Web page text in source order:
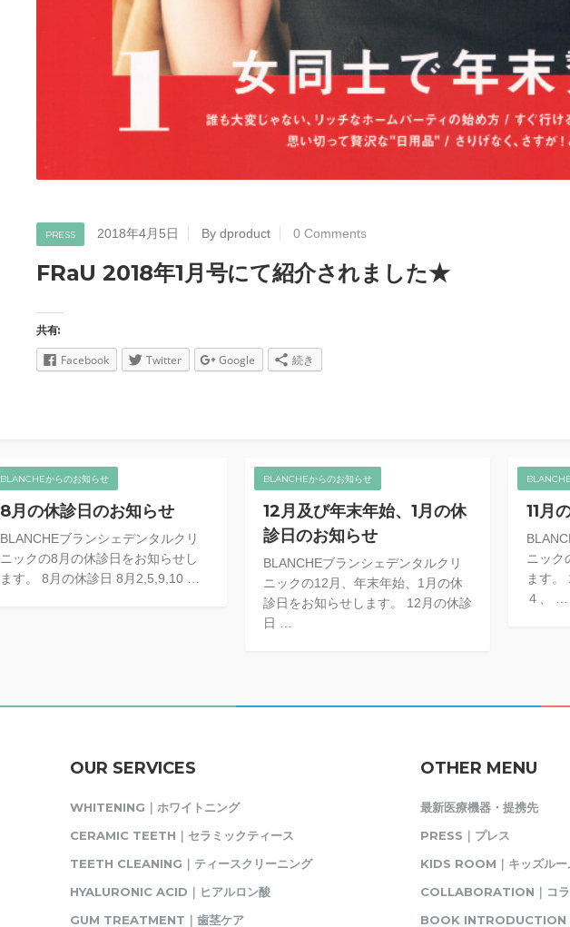
PRESS 2018年4月5日 By dproduct 0 Comments
FRaU 2018年1月号にて紹介されました★
共有:
Facebook Twitter Google 続き
BLANCHEからのお知らせ
8月の休診日のお知らせ
BLANCHEブランシェデンタルクリ
ニックの8月の休診日をお知らせし
ます。 8月の休診日 8月2,5,9,10 …
BLANCHEからのお知らせ
12月及び年末年始、1月の休
診日のお知らせ
BLANCHEブランシェデンタルクリ
ニックの12月、年末年始、1月の休
診日をお知らせします。 12月の休診
日 …
11月
ニック
ます。
４、 …
OUR SERVICES
WHITENING｜ホワイトニング
CERAMIC TEETH｜セラミックティース
TEETH CLEANING｜ティースクリーニング
HYALURONIC ACID｜ヒアルロン酸
GUM TREATMENT｜歯茎ケア
OTHER MENU
最新医療機器・提携先
PRESS｜プレス
KIDS ROOM｜キッズルー
COLLABORATION｜コラ
BOOK INTRODUCTION